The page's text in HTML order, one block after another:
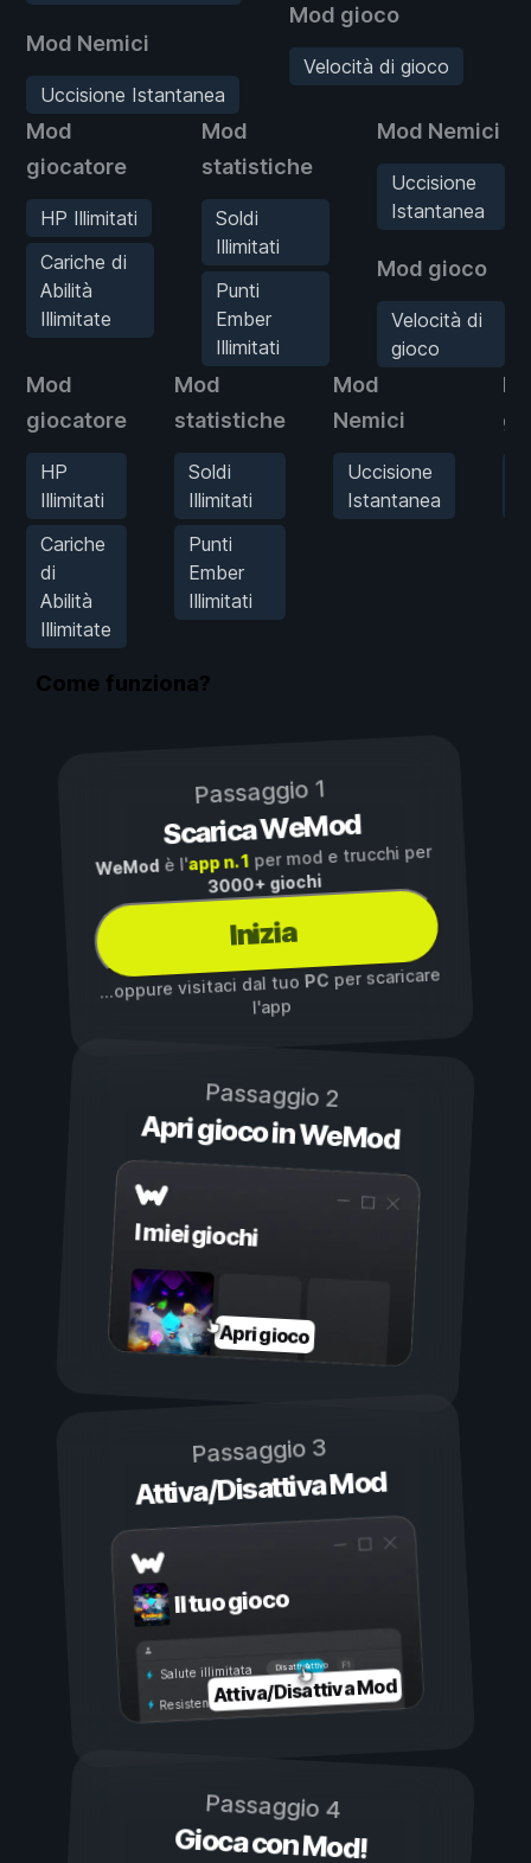
Mod Nemici
Uccisione Istantanea
Mod gioco
Velocità di gioco
Mod
giocatore
HP Illimitati
Cariche di
Abilità
Illimitate
Mod
statistiche
Soldi
Illimitati
Punti
Ember
Illimitati
Mod Nemici
Uccisione
Istantanea
Mod gioco
Velocità di
gioco
Mod
giocatore
HP
Illimitati
Cariche
di
Abilità
Illimitate
Mod
statistiche
Soldi
Illimitati
Punti
Ember
Illimitati
Mod
Nemici
Uccisione
Istantanea
Come funziona?
Passaggio 1
Scarica WeMod
WeMod è l'app n. 1per mod e trucchi per
3000+ giochi
Inizia
...oppure visitaci dal tuoPC per scaricare
l'app
Passaggio 2
Apri gioco in WeMod
I miei giochi
Apri gioco
Passaggio 3
Attiva/Disattiva Mod
Il tuo gioco
Attivo
Disattivo
Salute illimitata
Resistenza illimitata
Attiva/Disattiva Mod
Passaggio 4
Gioca con Mod!